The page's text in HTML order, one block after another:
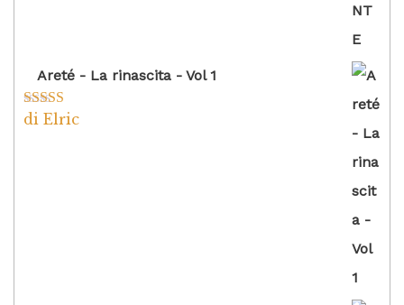
Areté - La rinascita - Vol 1
Valutato5
di Elric